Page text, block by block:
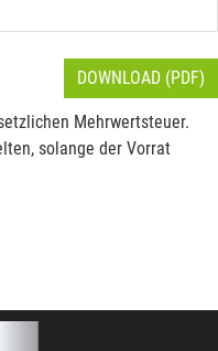
DOWNLOAD (PDF)
Mehrwertsteuer.
solange der Vorrat